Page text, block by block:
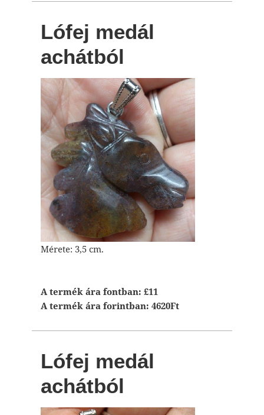
Lófej medál
achátból
Mérete: 3,5 cm.
A termék ára fontban: £11
A termék ára forintban: 4620Ft
Lófej medál
achátból